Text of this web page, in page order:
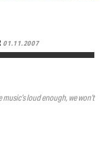
01.11.2007
loud enough, we won’t